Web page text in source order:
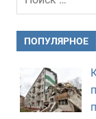
ПОПУЛЯРНОЕ